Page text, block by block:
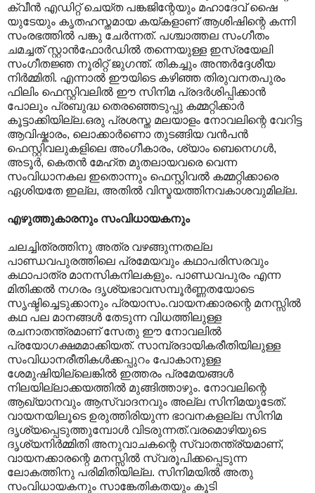
ക്വീന്‍ എഡിറ്റ് ചെയ്ത പങ്കജിന്റേയും മഹാദേവ് ഷൈ
യുടേയും കൃതഹസ്തമായ കയ്കളാണ് ആശിഷിന്റെ കന്നി
സംരഭത്തില്‍ പങ്കു ചേര്‍ന്നത്. പശ്ചാത്തല സംഗീതം
ചമച്ചത് സ്റ്റാന്‍ഫോര്‍ഡില്‍ തന്നെയുള്ള ഇസ്രയേലി
സംഗീതജ്ഞ നൂരിറ്റ് ജുഗന്ത്. തികച്ചും അന്തർദ്ദേശീയ
നിർമ്മിതി. എന്നാൽ ഈയിടെ കഴിഞ്ഞ തിരുവനതപുരം
ഫിലിം ഫെസ്റ്റിവലിൽ ഈ സിനിമ പ്രദർശിപ്പിക്കാൻ
പോലും പ്രബുദ്ധ തെരഞ്ഞെടുപ്പു കമ്മറ്റിക്കാർ
കൂട്ടാക്കിയില്ല.ഒരു പ്രശസ്ത മലയാളം നോവലിന്റെ വേറിട്ട
ആവിഷ്കാരം, ലൊക്കാർണൊ തുടങ്ങിയ വൻപൻ
ഫെസ്റ്റിവലുകളിലെ അംഗീകാരം, ശ്യാം ബെനെഗൾ,
അടൂർ, കെതൻ മേഹ്ത മുതലായവരെ വെന്ന
സംവിധാനകല ഇതൊന്നും ഫെസ്റ്റിവൽ കമ്മറ്റിക്കാരെ
ഏശിയതേ ഇല്ല, അതിൽ വിസ്മയത്തിനവകാശവുമില്ല.
എഴുത്തുകാരനും സംവിധായകനും
ചലച്ചിത്രത്തിനു അത്ര വഴങ്ങുന്നതല്ല
പാണ്ഡവപുരത്തിലെ പ്രമേയവും കഥാപരിസരവും
കഥാപാത്ര മാനസികനിലകളും. പാണ്ഡവപുരം എന്ന
മിതിക്കൽ നഗരം ദൃശ്യഭാവസമ്പൂർണ്ണതയോടെ
സൃഷ്ടിച്ചെടുക്കാനും പ്രയാസം.വായനക്കാരന്റെ മനസ്സില്‍
കഥ പല മാനങ്ങള്‍ തേടുന്ന വിധത്തിലുള്ള
രചനാതന്ത്രമാണ് സേതു ഈ നോവലില്‍
പ്രയോഗക്ഷമമാക്കിയത്. സാമ്പ്രദായികരീതിയിലുള്ള
സംവിധാനരീതിക‍ൾക്കപ്പുറം പോകാനുള്ള
ശേമുഷിയില്ലെങ്കില്‍ ഇത്തരം പ്രമേയങ്ങള്‍
നിലയില്ലാക്കയത്തില്‍ മുങ്ങിത്താഴും. നോവലിന്റെ
ആഖ്യാനവും ആസ്വാദനവും അല്ല സിനിമയുടേത്.
വായനയിലൂടെ ഉരുത്തിരിയുന്ന ഭാവനകളല്ല സിനിമ
ദൃശ്യപ്പെടുത്തുമ്പോൾ വിടരുന്നത്.വരമൊഴിയുടെ
ദൃശ്യനിർമ്മിതി അനുവാചകന്റെ സ്വാതന്ത്ര്യമാണ്,
വായനക്കാരന്റെ മനസ്സിൽ സ്വരൂപിക്കപ്പെടുന്ന
ലോകത്തിനു പരിമിതിയില്ല. സിനിമയിൽ അതു
സംവിധായകനും സാങ്കേതികതയും കൂടി